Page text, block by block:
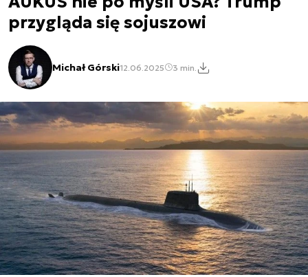
przygląda się sojuszowi
Michał Górski12.06.2025 3 min.